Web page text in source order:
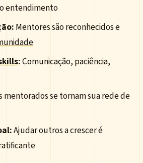
entendimento
Mentores são reconhecidos e
:Comunicação, paciência,
mentorados se tornam sua rede de
Ajudar outros a crescer é